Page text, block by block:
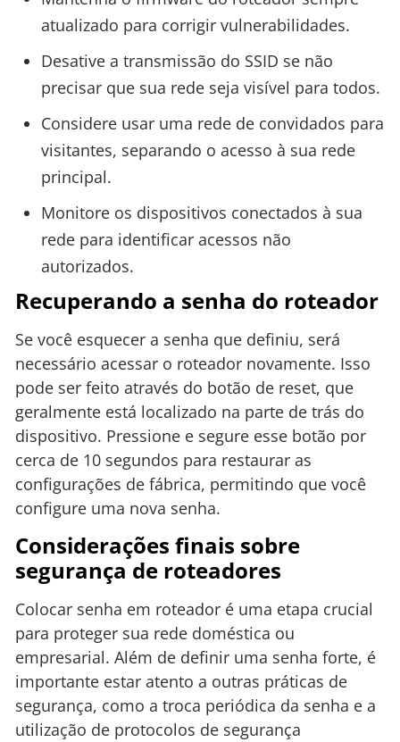
atualizado para corrigir vulnerabilidades.
Desative a transmissão do SSID se não
precisar que sua rede seja visível para todos.
Considere usar uma rede de convidados para
visitantes, separando o acesso à sua rede
principal.
Monitore os dispositivos conectados à sua
rede para identificar acessos não
autorizados.
Recuperando a senha do roteador
Se você esquecer a senha que definiu, será
necessário acessar o roteador novamente. Isso
pode ser feito através do botão de reset, que
geralmente está localizado na parte de trás do
dispositivo. Pressione e segure esse botão por
cerca de 10 segundos para restaurar as
configurações de fábrica, permitindo que você
configure uma nova senha.
Considerações finais sobre
segurança de roteadores
Colocar senha em roteador é uma etapa crucial
para proteger sua rede doméstica ou
empresarial. Além de definir uma senha forte, é
importante estar atento a outras práticas de
segurança, como a troca periódica da senha e a
utilização de protocolos de segurança